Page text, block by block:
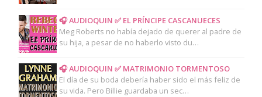
🎧 AUDIOQUIN ✅ EL PRÍNCIPE CASCANUECES
Meg Roberts no había dejado de querer al padre de
su hija, a pesar de no haberlo visto du…
🎧 AUDIOQUIN ✅ MATRIMONIO TORMENTOSO
El día de su boda debería haber sido el más feliz de
su vida. Pero Billie guardaba un sec…